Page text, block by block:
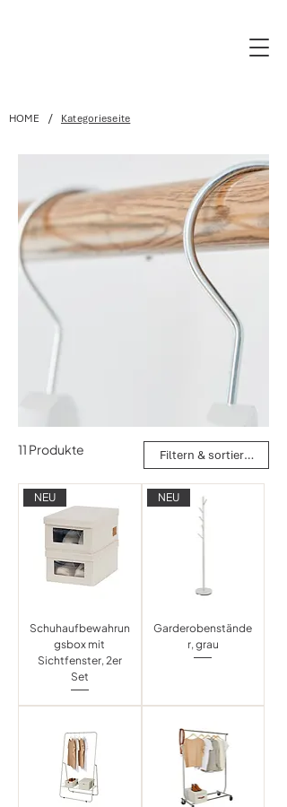
HOME / Kategorieseite
11 Produkte Filtern & sortieren
NEU
Schuhaufbewahrun
gsbox mit
Sichtfenster, 2er
Set
NEU
Garderobenstände
r, grau